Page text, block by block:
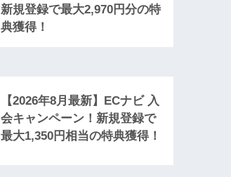
新規登録で最大2,970円分の特
典獲得！
【2026年8月最新】ECナビ 入
会キャンペーン！新規登録で
最大1,350円相当の特典獲得！